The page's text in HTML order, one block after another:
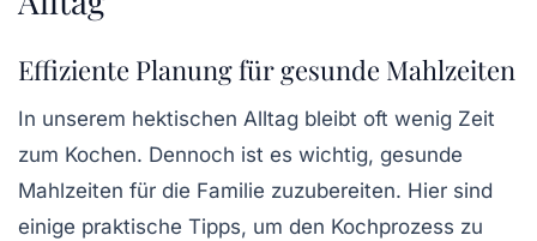
Effiziente Planung für gesunde Mahlzeiten
In unserem hektischen Alltag bleibt oft wenig Zeit
zum Kochen. Dennoch ist es wichtig, gesunde
Mahlzeiten für die Familie zuzubereiten. Hier sind
einige praktische Tipps, um den Kochprozess zu